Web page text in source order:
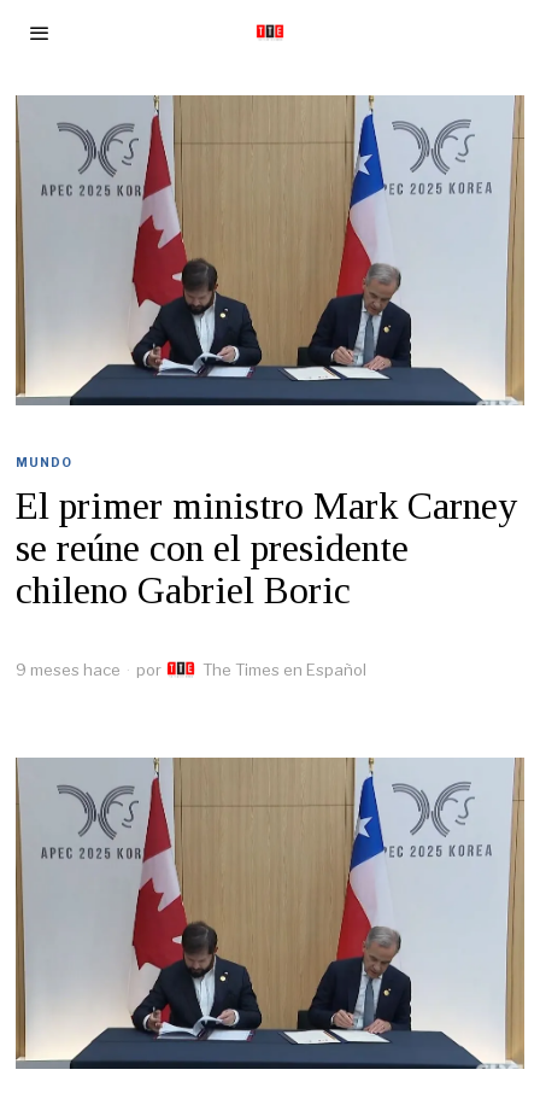
MUNDO
El primer ministro Mark Carney
se reúne con el presidente
chileno Gabriel Boric
9 meses hace por The Times en Español